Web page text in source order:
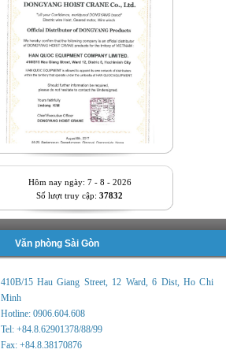
Hôm nay ngày: 7 - 8 - 2026
Số lượt truy cập: 37832
Văn phòng Sài Gòn
410B/15 Hau Giang Street, 12 Ward, 6 Dist, Ho Chi
Minh
Hotline: 0906.604.608
Tel: +84.8.62901378/88/99
Fax: +84.8.38170876